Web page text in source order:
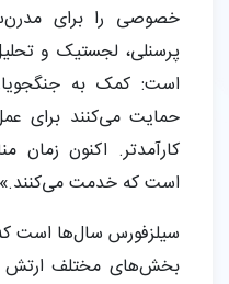
خصوصی را برای
پرسنلی، لجستیک و
است: کمک به
حمایت می‌کنند برای
کارآمدتر. اکنون زمان
است که خدمت می‌کنند.»
سیلزفورس سال‌ها است
بخش‌های مختلف ارتش